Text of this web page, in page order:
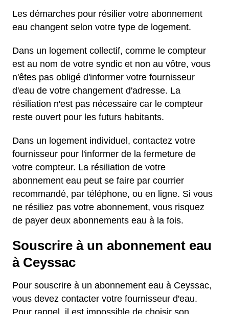
Les démarches pour résilier votre abonnement
eau changent selon votre type de logement.
Dans un logement collectif, comme le compteur
est au nom de votre syndic et non au vôtre, vous
n'êtes pas obligé d'informer votre fournisseur
d'eau de votre changement d'adresse. La
résiliation n'est pas nécessaire car le compteur
reste ouvert pour les futurs habitants.
Dans un logement individuel, contactez votre
fournisseur pour l'informer de la fermeture de
votre compteur. La résiliation de votre
abonnement eau peut se faire par courrier
recommandé, par téléphone, ou en ligne. Si vous
ne résiliez pas votre abonnement, vous risquez
de payer deux abonnements eau à la fois.
Souscrire à un abonnement eau
à Ceyssac
Pour souscrire à un abonnement eau à Ceyssac,
vous devez contacter votre fournisseur d'eau.
Pour rappel, il est impossible de choisir son